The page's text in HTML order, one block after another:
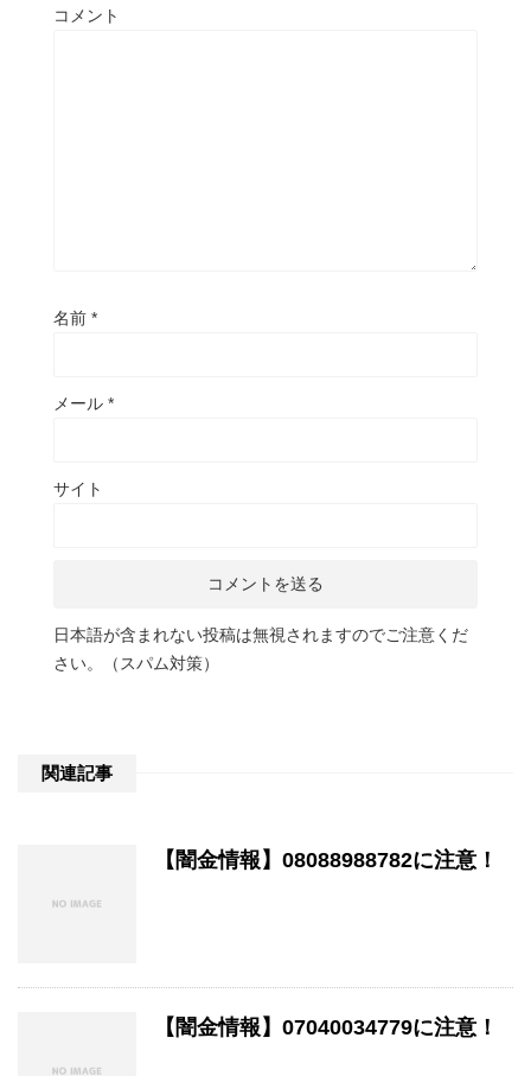
コメント
名前 *
メール *
サイト
日本語が含まれない投稿は無視されますのでご注意くだ
さい。（スパム対策）
関連記事
【闇金情報】08088988782に注意！
【闇金情報】07040034779に注意！